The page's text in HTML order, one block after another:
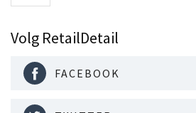
Volg RetailDetail
FACEBOOK